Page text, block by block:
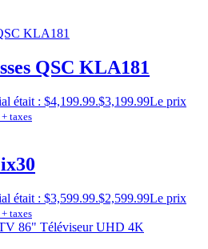
QSC KLA181
était : $4,199.99.$3,199.99Le prix
+ taxes
était : $3,599.99.$2,599.99Le prix
+ taxes